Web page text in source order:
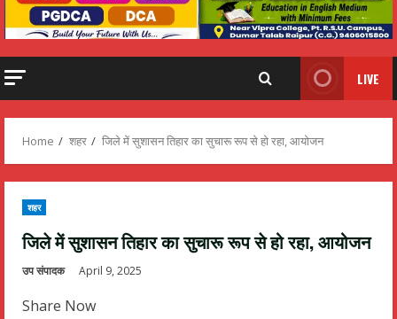
LIVE
Home शहर जिले में सुशासन तिहार का सुचारू रूप से हो रहा, आयोजन
शहर
जिले में सुशासन तिहार का सुचारू रूप से हो रहा, आयोजन
उप संपादक April 9, 2025
Share Now